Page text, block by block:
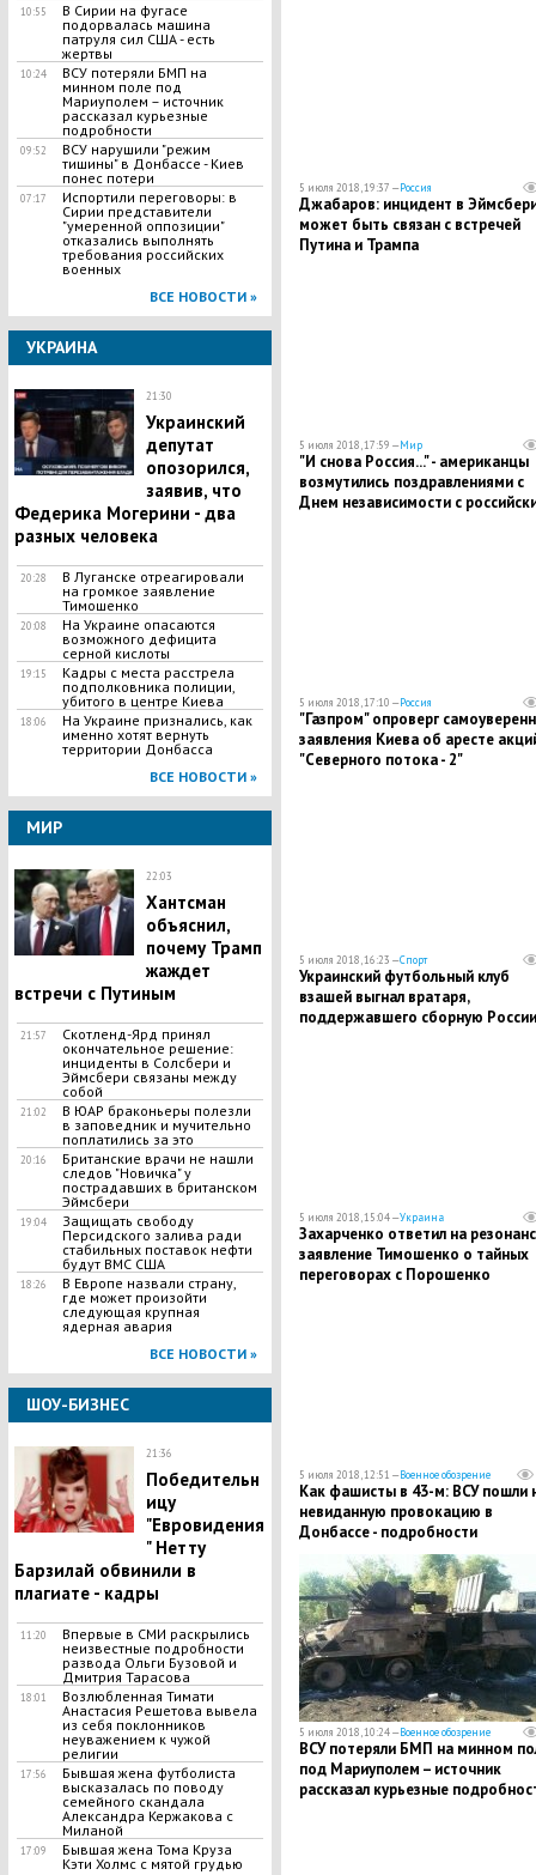
10:55
В Сирии на фугасе
подорвалась машина
патруля сил США - есть
жертвы
10:24
ВСУ потеряли БМП на
минном поле под
Мариуполем – источник
рассказал курьезные
подробности
09:52
ВСУ нарушили "режим
тишины" в Донбассе - Киев
понес потери
07:17
Испортили переговоры: в
Сирии представители
"умеренной оппозиции"
отказались выполнять
требования российских
военных
ВСЕ НОВОСТИ »
УКРАИНА
21:30
Украинский
депутат
опозорился,
заявив, что
Федерика Могерини - два
разных человека
20:28
В Луганске отреагировали
на громкое заявление
Тимошенко
20:08
На Украине опасаются
возможного дефицита
серной кислоты
19:15
Кадры с места расстрела
подполковника полиции,
убитого в центре Киева
18:06
На Украине признались, как
именно хотят вернуть
территории Донбасса
ВСЕ НОВОСТИ »
МИР
22:03
Хантсман
объяснил,
почему Трамп
жаждет
встречи с Путиным
21:57
Скотленд-Ярд принял
окончательное решение:
инциденты в Солсбери и
Эймсбери связаны между
собой
21:02
В ЮАР браконьеры полезли
в заповедник и мучительно
поплатились за это
20:16
Британские врачи не нашли
следов "Новичка" у
пострадавших в британском
Эймсбери
19:04
Защищать свободу
Персидского залива ради
стабильных поставок нефти
будут ВМС США
18:26
В Европе назвали страну,
где может произойти
следующая крупная
ядерная авария
ВСЕ НОВОСТИ »
ШОУ-БИЗНЕС
21:36
Победительн
ицу
"Евровидения
" Нетту
Барзилай обвинили в
плагиате - кадры
11:20
Впервые в СМИ раскрылись
неизвестные подробности
развода Ольги Бузовой и
Дмитрия Тарасова
18:01
Возлюбленная Тимати
Анастасия Решетова вывела
из себя поклонников
неуважением к чужой
религии
17:56
Бывшая жена футболиста
высказалась по поводу
семейного скандала
Александра Кержакова с
Миланой
17:09
Бывшая жена Тома Круза
Кэти Холмс с мятой грудью
5 июля 2018, 19:37 —Россия
Джабаров: инцидент в
может быть связан с встречей
Путина и Трампа
5 июля 2018, 17:59 —Мир
"И снова Россия..." - американцы
возмутились поздравлениями с
Днем независимости с
5 июля 2018, 17:10 —Россия
"Газпром" опроверг
заявления Киева об аресте
"Северного потока - 2"
5 июля 2018, 16:23 —Спорт
Украинский футбольный клуб
взашей выгнал вратаря,
поддержавшего сборную
5 июля 2018, 15:04 —Украина
Захарченко ответил на
заявление Тимошенко о тайных
переговорах с Порошенко
5 июля 2018, 12:51 —Военное обозрение
Как фашисты в 43-м: ВСУ пошли
невиданную провокацию в
Донбассе - подробности
5 июля 2018, 10:24 —Военное обозрение
ВСУ потеряли БМП на минном
под Мариуполем – источник
рассказал курьезные